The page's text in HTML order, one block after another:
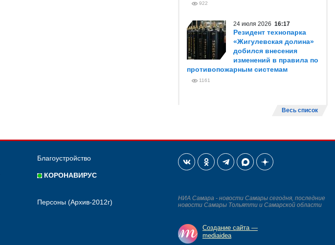
922
24 июля 2026 16:17
Резидент технопарка
«Жигулевская долина»
добился внесения
изменений в правила по
противопожарным системам
1161
Весь список
Благоустройство
КОРОНАВИРУС
Персоны (Архив-2012г)
НИА Самара - новости Самары сегодня, последние
новости Самары Тольятти и Самарской области
Создание сайта —
mediaidea